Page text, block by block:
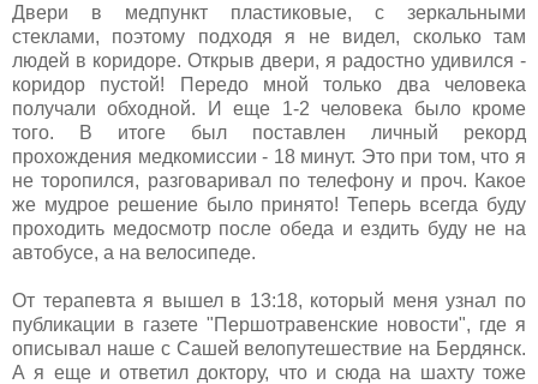
Двери в медпункт пластиковые, с зеркальными
стеклами, поэтому подходя я не видел, сколько там
людей в коридоре. Открыв двери, я радостно удивился -
коридор пустой! Передо мной только два человека
получали обходной. И еще 1-2 человека было кроме
того. В итоге был поставлен личный рекорд
прохождения медкомиссии - 18 минут. Это при том, что я
не торопился, разговаривал по телефону и проч. Какое
же мудрое решение было принято! Теперь всегда буду
проходить медосмотр после обеда и ездить буду не на
автобусе, а на велосипеде.
От терапевта я вышел в 13:18, который меня узнал по
публикации в газете "Першотравенские новости", где я
описывал наше с Сашей велопутешествие на Бердянск.
А я еще и ответил доктору, что и сюда на шахту тоже